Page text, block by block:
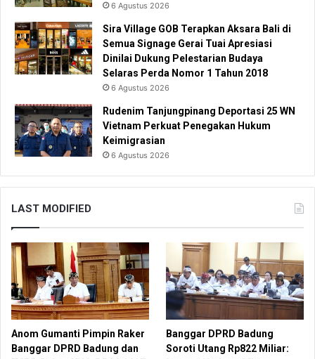
6 Agustus 2026
Sira Village GOB Terapkan Aksara Bali di
Semua Signage Gerai Tuai Apresiasi
Dinilai Dukung Pelestarian Budaya
Selaras Perda Nomor 1 Tahun 2018
6 Agustus 2026
Rudenim Tanjungpinang Deportasi 25 WN
Vietnam Perkuat Penegakan Hukum
Keimigrasian
6 Agustus 2026
LAST MODIFIED
Anom Gumanti Pimpin Raker
Banggar DPRD Badung dan
Banggar DPRD Badung
Soroti Utang Rp822 Miliar: